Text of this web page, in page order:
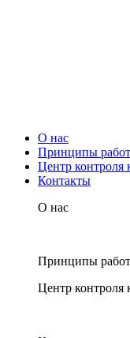
О нас
Принципы
Центр контроля
Контакты
О нас
Принципы
Центр контроля